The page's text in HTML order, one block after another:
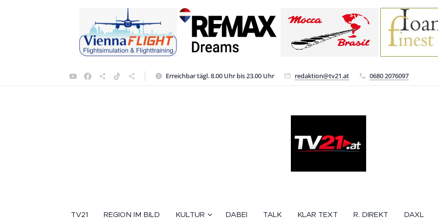
Erreichbar tägl. 8.00 Uhr bis 23.00 Uhr redaktion@tv21.at 0680 2076097
TV21 REGION IM BILD KULTUR DABEI TALK KLAR TEXT R. DIREKT DAXL